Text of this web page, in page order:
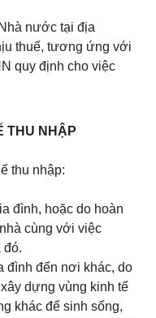
nước tại địa
thuế, tương ứng với
quy định cho việc
THU NHẬP
thu nhập:
đình, hoặc do hoàn
cùng với việc
đó.
đình đến nơi khác, do
dựng vùng kinh tế
khác để sinh sống,